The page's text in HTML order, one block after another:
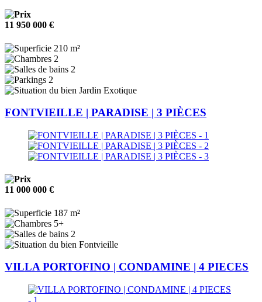
11 950 000 €
210 m²
2
2
2
Jardin Exotique
FONTVIEILLE | PARADISE | 3 PIÈCES
11 000 000 €
187 m²
5+
2
Fontvieille
VILLA PORTOFINO | CONDAMINE | 4 PIECES